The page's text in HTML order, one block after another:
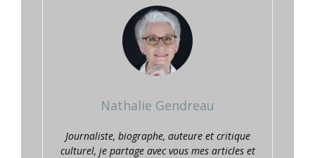
Nathalie Gendreau
Journaliste, biographe, auteure et critique
culturel, je partage avec vous mes articles et